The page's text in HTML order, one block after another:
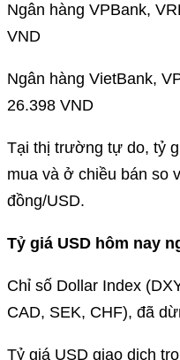
Ngân hàng VPBank,
VND
Ngân hàng VietBank,
26.398 VND
Tại thị trường tự do, tỷ
mua và ở chiều bán so
đồng/USD.
Tỷ giá USD hôm nay
Chỉ số Dollar Index
CAD, SEK, CHF), đã
Tỷ giá USD giao dịch